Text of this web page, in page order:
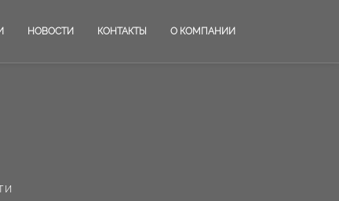
НОВОСТИ КОНТАКТЫ О КОМПАНИИ